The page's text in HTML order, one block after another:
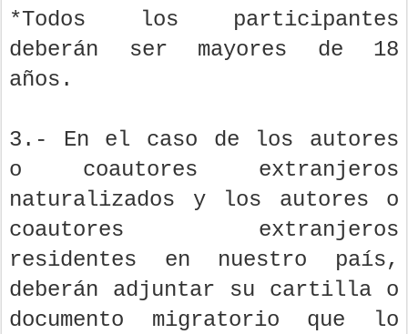
*Todos los participantes
deberán ser mayores de 18
años.
3.- En el caso de los autores
o coautores extranjeros
naturalizados y los autores o
coautores extranjeros
residentes en nuestro país,
deberán adjuntar su cartilla o
documento migratorio que lo